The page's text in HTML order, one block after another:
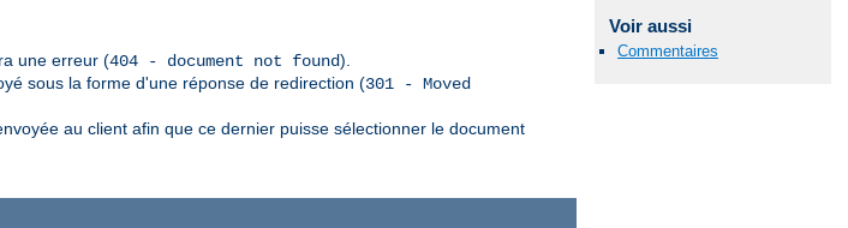
une erreur (404 - document not found).
sous la forme d'une réponse de redirection (301 - Moved
au client afin que ce dernier puisse sélectionner le document
Voir aussi
Commentaires